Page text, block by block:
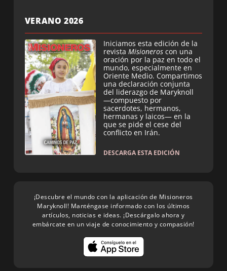
VERANO 2026
Iniciamos esta edición de la
revista Misioneros con una
oración por la paz en todo el
mundo, especialmente en
Oriente Medio. Compartimos
una declaración conjunta
del liderazgo de Maryknoll
—compuesto por
sacerdotes, hermanos,
hermanas y laicos— en la
que se pide el cese del
conflicto en Irán.
DESCARGA ESTA EDICIÓN
¡Descubre el mundo con la aplicación de Misioneros
Maryknoll! Manténgase informado con los últimos
artículos, noticias e ideas. ¡Descárgalo ahora y
embárcate en un viaje de conocimiento y compasión!